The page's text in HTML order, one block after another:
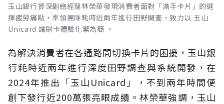
玉山銀行資深副總經理林榮華發現消費者面對「滿手卡片」的選
擇疲勞痛點，率領團隊耗時近兩年進行田野調查，致力以 玉山
Unicard 讓刷卡體驗化繁為簡 。
為解決消費者在各通路間切換卡片的困擾，玉山銀
行耗時近兩年進行深度田野調查與系統開發，在
2024年推出「玉山Unicard」，不到兩年時間便
創下發行近200萬張亮眼成績。林榮華強調，玉山